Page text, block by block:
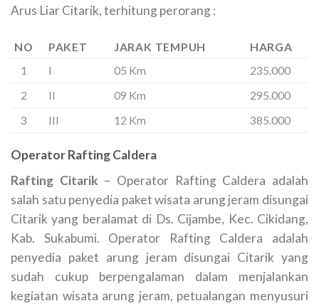
Arus Liar Citarik, terhitung perorang :
NO PAKET JARAK TEMPUH
HARGA
1
I 05 Km
235.000
2
II 09 Km
295.000
3
III 12 Km 385.000
Operator Rafting Caldera
Rafting Citarik – Operator Rafting Caldera adalah
salah satu penyedia paket wisata arung jeram disungai
Citarik yang beralamat di Ds. Cijambe, Kec. Cikidang,
Kab. Sukabumi. Operator Rafting Caldera adalah
penyedia paket arung jeram disungai Citarik yang
sudah cukup berpengalaman dalam menjalankan
kegiatan wisata arung jeram, petualangan menyusuri